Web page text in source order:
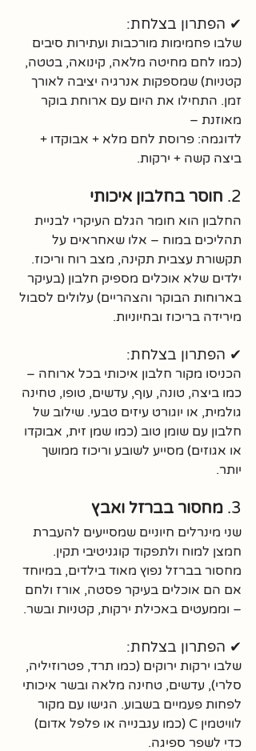
✔ הפתרון בצלחת:
שלבו פחמימות מורכבות ועתירות סיבים
(כמו לחם מחיטה מלאה, קינואה, בטטה,
קטניות) שמספקות אנרגיה יציבה לאורך
זמן. התחילו את היום עם ארוחת בוקר
מאוזנת –
לדוגמה: פרוסת לחם מלא + אבוקדו +
ביצה קשה + ירקות.
2. חוסר בחלבון איכותי
החלבון הוא חומר הגלם העיקרי לבניית
תהליכים במוח – אלו שאחראים על
תקשורת עצבית תקינה, מצב רוח וריכוז.
ילדים שלא אוכלים מספיק חלבון (בעיקר
בארוחות הבוקר והצהריים) עלולים לסבול
מירידה בריכוז ובחיוניות.
✔ הפתרון בצלחת:
הכניסו מקור חלבון איכותי בכל ארוחה –
כמו ביצה, טונה, עוף, עדשים, טופו, טחינה
גולמית, או יוגורט עיזים טבעי. שילוב של
חלבון עם שומן טוב (כמו שמן זית, אבוקדו
או אגוזים) מסייע לשובע וריכוז ממושך
יותר.
3. מחסור בברזל ואבץ
שני מינרלים חיוניים שמסייעים להעברת
חמצן למוח ולתפקוד קוגניטיבי תקין.
מחסור בברזל נפוץ מאוד בילדים, במיוחד
אם הם אוכלים בעיקר פסטה, אורז ולחם
– וממעטים באכילת ירקות, קטניות ובשר.
✔ הפתרון בצלחת:
שלבו ירקות ירוקים (כמו תרד, פטרוזיליה,
סלרי), עדשים, טחינה מלאה ובשר איכותי
לפחות פעמיים בשבוע. הגישו עם מקור
לוויטמין C (כמו עגבנייה או פלפל אדום)
כדי לשפר ספיגה.